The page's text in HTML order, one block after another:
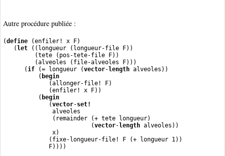
Autre procédure publiée :
(define (enfiler! x F)
   (
let ((longueur (longueur-file F))
         (tete (pos-tete-file F))
         (alveoles (file-alveoles F)))
      (
if (= longueur (vector-length alveoles))
          (
begin
             (allonger-file! F)
             (enfiler! x F))
          (
begin
             (
vector-set!
              alveoles
              (remainder (+ tete longueur)
                         (
vector-length alveoles))
              x)
             (fixe-longueur-file! F (+ longueur 1))
             F))))